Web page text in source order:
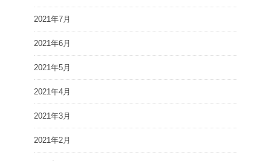
2021年7月
2021年6月
2021年5月
2021年4月
2021年3月
2021年2月